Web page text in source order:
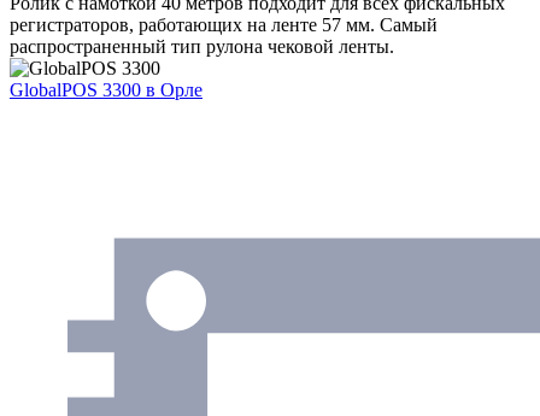
регистраторов, работающих на ленте 57 мм. Самый
распространенный тип рулона чековой ленты.
GlobalPOS 3300 в Орле